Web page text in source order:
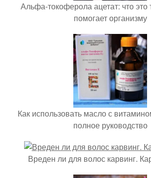
Альфа-токоферола ацетат: что это
помогает организму
Как использовать масло с
полное руководство
Вреден ли для волос карвинг.